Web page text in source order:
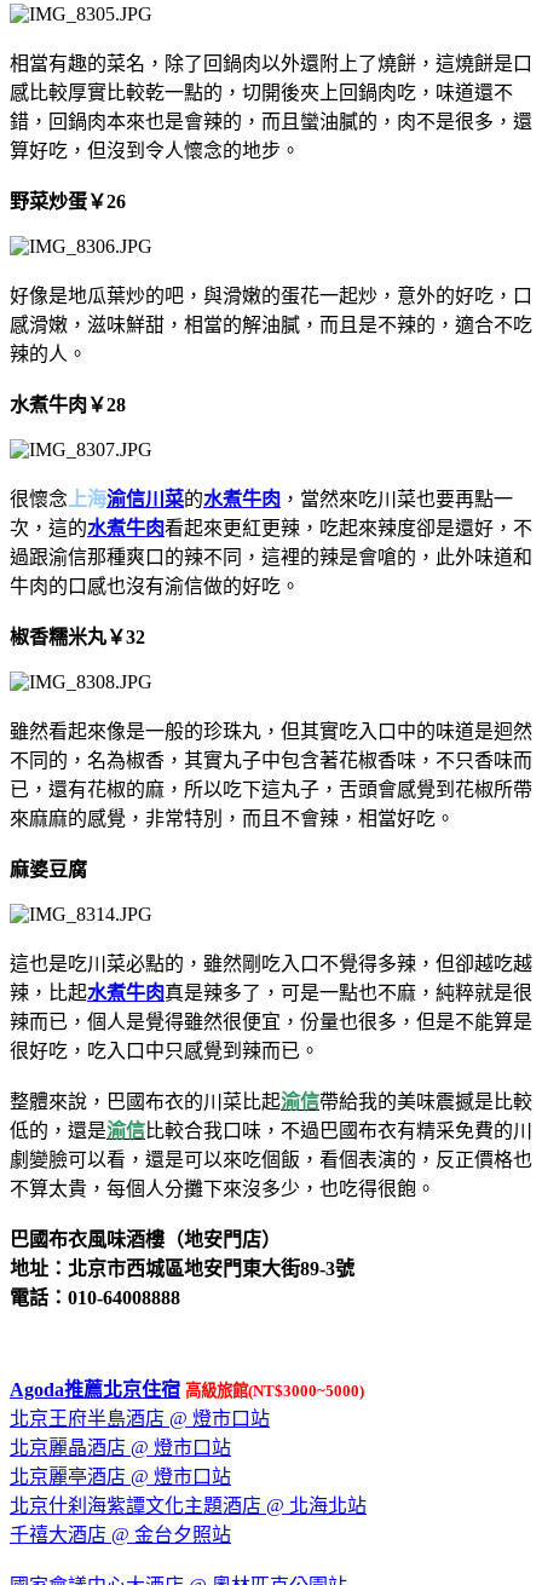
相當有趣的菜名，除了回鍋肉以外還附上了燒餅，這燒餅是口
感比較厚實比較乾一點的，切開後夾上回鍋肉吃，味道還不
錯，回鍋肉本來也是會辣的，而且蠻油膩的，肉不是很多，還
算好吃，但沒到令人懷念的地步。
野菜炒蛋￥26
好像是地瓜葉炒的吧，與滑嫩的蛋花一起炒，意外的好吃，口
感滑嫩，滋味鮮甜，相當的解油膩，而且是不辣的，適合不吃
辣的人。
水煮牛肉 ￥28
很懷念 上海渝信川菜的水煮牛肉 ，當然來吃川菜也要再點一
次，這的水煮牛肉看起來更紅更辣，吃起來辣度卻是還好，不
過跟渝信那種爽口的辣不同，這裡的辣是會嗆的，此外味道和
牛肉的口感也沒有渝信做的好吃。
椒香糯米丸￥32
雖然看起來像是一般的珍珠丸，但其實吃入口中的味道是迴然
不同的，名為椒香，其實丸子中包含著花椒香味，不只香味而
已，還有花椒的麻，所以吃下這丸子，舌頭會感覺到花椒所帶
來麻麻的感覺，非常特別，而且不會辣，相當好吃。
麻婆豆腐
這也是吃川菜必點的，雖然剛吃入口不覺得多辣，但卻越吃越
辣，比起水煮牛肉真是辣多了，可是一點也不麻，純粹就是很
辣而已，個人是覺得雖然很便宜，份量也很多，但是不能算是
很好吃，吃入口中只感覺到辣而已。
整體來說，巴國布衣的川菜比起渝信帶給我的美味震撼是比較
低的，還是渝信比較合我口味，不過巴國布衣有精采免費的川
劇變臉可以看，還是可以來吃個飯，看個表演的，反正價格也
不算太貴，每個人分攤下來沒多少，也吃得很飽。
巴國布衣風味酒樓（地安門店）
地址：北京市西城區地安門東大街89-3號
電話：010-64008888
Agoda推薦北京住宿 高級旅館(NT$3000~5000)
北京王府半島酒店 @ 燈市口站
北京麗晶酒店 @ 燈市口站
北京麗亭酒店 @ 燈市口站
北京什刹海紫譚文化主題酒店 @ 北海北站
千禧大酒店 @ 金台夕照站